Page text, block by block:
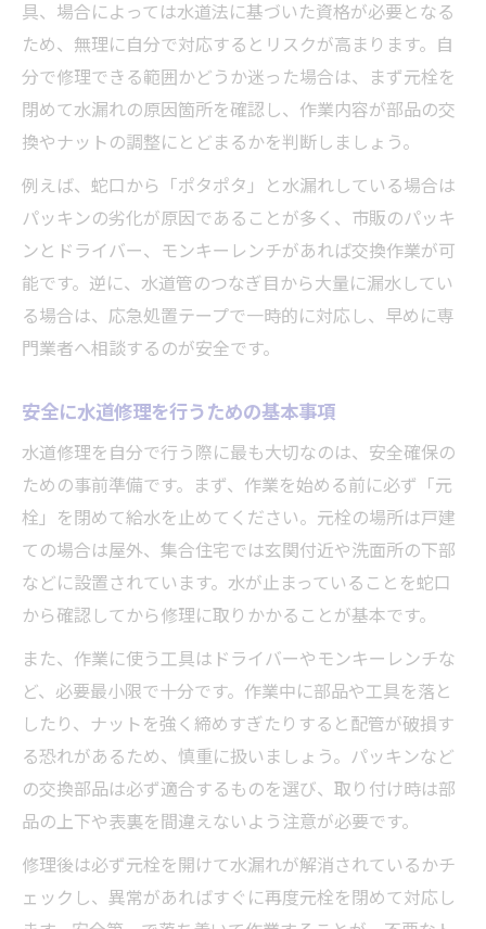
具、場合によっては水道法に基づいた資格が必要となる
ため、無理に自分で対応するとリスクが高まります。自
分で修理できる範囲かどうか迷った場合は、まず元栓を
閉めて水漏れの原因箇所を確認し、作業内容が部品の交
換やナットの調整にとどまるかを判断しましょう。
例えば、蛇口から「ポタポタ」と水漏れしている場合は
パッキンの劣化が原因であることが多く、市販のパッキ
ンとドライバー、モンキーレンチがあれば交換作業が可
能です。逆に、水道管のつなぎ目から大量に漏水してい
る場合は、応急処置テープで一時的に対応し、早めに専
門業者へ相談するのが安全です。
安全に水道修理を行うための基本事項
水道修理を自分で行う際に最も大切なのは、安全確保の
ための事前準備です。まず、作業を始める前に必ず「元
栓」を閉めて給水を止めてください。元栓の場所は戸建
ての場合は屋外、集合住宅では玄関付近や洗面所の下部
などに設置されています。水が止まっていることを蛇口
から確認してから修理に取りかかることが基本です。
また、作業に使う工具はドライバーやモンキーレンチな
ど、必要最小限で十分です。作業中に部品や工具を落と
したり、ナットを強く締めすぎたりすると配管が破損す
る恐れがあるため、慎重に扱いましょう。パッキンなど
の交換部品は必ず適合するものを選び、取り付け時は部
品の上下や表裏を間違えないよう注意が必要です。
修理後は必ず元栓を開けて水漏れが解消されているかチ
ェックし、異常があればすぐに再度元栓を閉めて対応し